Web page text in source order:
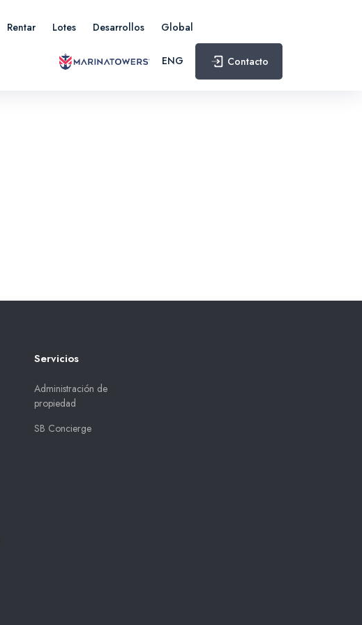
Rentar Lotes Desarrollos Global
ENG Contacto
Servicios
Administración de
propiedad
SB Concierge